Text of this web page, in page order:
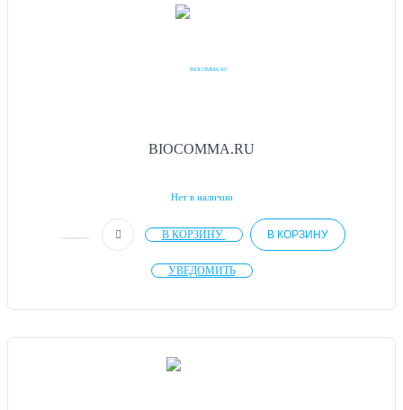
BIOCOMMA.RU
Нет в наличии
В КОРЗИНУ В КОРЗИНУ
УВЕДОМИТЬ